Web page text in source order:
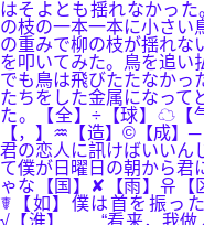
はそよとも揺れなかっ
の枝の一本一本に小さい
の重みで柳の枝が揺れな
を叩いてみた。鳥を追い
でも鳥は飛びたたなかっ
たちをした金属になって
た。【全】÷【球】☁【
【，】♒【造】©【成】
君の恋人に訊けばいいん
て僕が日曜日の朝から君
ゃな【国】✘【雨】유【
☤【如】僕は首を振っ
√【淮】 “看来，我做